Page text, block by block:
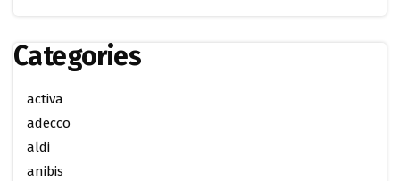
Categories
activa
adecco
aldi
anibis